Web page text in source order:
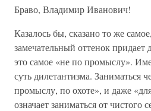
Браво, Владимир Иванович!
Казалось бы, сказано то же
замечательный оттенок
это самое «не по промыслу».
суть дилетантизма. Заниматься
промыслу, по охоте», и даже
означает заниматься от чистого